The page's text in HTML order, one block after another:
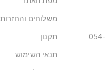
משלוחים והחזרות
תקנון
תנאי השימוש